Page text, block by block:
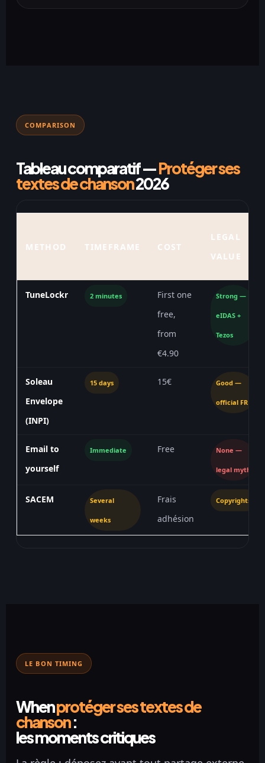
COMPARISON
Tableau comparatif —Protéger ses
textes de chanson2026
METHOD TIMEFRAME COST
LEGAL
VALUE
TuneLockr 2 minutes
First one
free,
from
€4.90
Strong —
eIDAS +
Tezos
Soleau
Envelope
(INPI)
15 days 15€ Good —
official FR
Email to
yourself
Immediate Free None —
legal myth
SACEM Several
weeks
Frais
adhésion
Copyrights
LE BON TIMING
Whenprotéger ses textes de
chanson:
les moments critiques